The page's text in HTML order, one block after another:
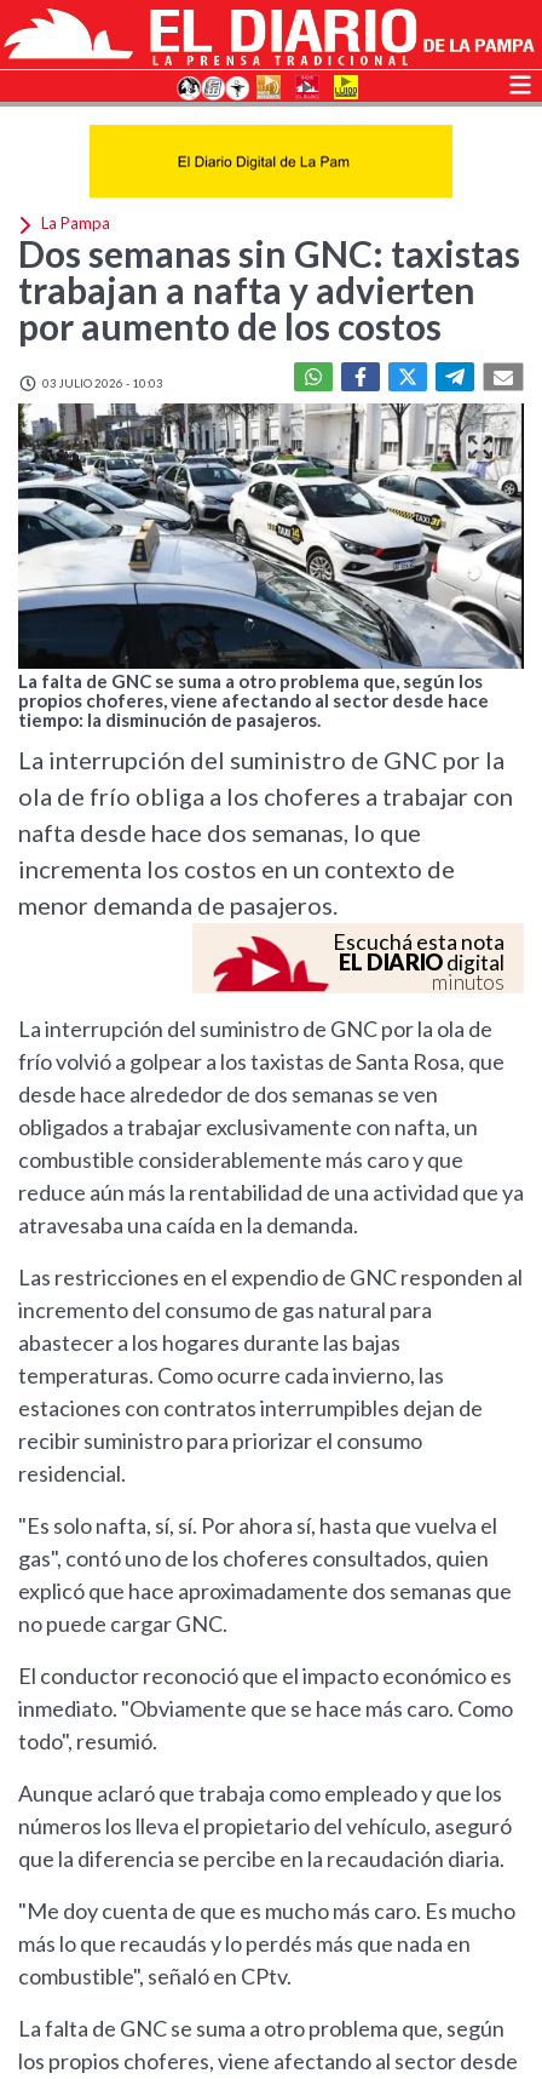
La Pampa
Dos semanas sin GNC: taxistas
trabajan a nafta y advierten
por aumento de los costos
03 JULIO 2026 - 10:03
La falta de GNC se suma a otro problema que, según los
propios choferes, viene afectando al sector desde hace
tiempo: la disminución de pasajeros.
La interrupción del suministro de GNC por la
ola de frío obliga a los choferes a trabajar con
nafta desde hace dos semanas, lo que
incrementa los costos en un contexto de
menor demanda de pasajeros.
Escuchá esta nota
EL DIARIOdigital
minutos
La interrupción del suministro de GNC por la ola de
frío volvió a golpear a los taxistas de Santa Rosa, que
desde hace alrededor de dos semanas se ven
obligados a trabajar exclusivamente con nafta, un
combustible considerablemente más caro y que
reduce aún más la rentabilidad de una actividad que ya
atravesaba una caída en la demanda.
Las restricciones en el expendio de GNC responden al
incremento del consumo de gas natural para
abastecer a los hogares durante las bajas
temperaturas. Como ocurre cada invierno, las
estaciones con contratos interrumpibles dejan de
recibir suministro para priorizar el consumo
residencial.
"Es solo nafta, sí, sí. Por ahora sí, hasta que vuelva el
gas", contó uno de los choferes consultados, quien
explicó que hace aproximadamente dos semanas que
no puede cargar GNC.
El conductor reconoció que el impacto económico es
inmediato. "Obviamente que se hace más caro. Como
todo", resumió.
Aunque aclaró que trabaja como empleado y que los
números los lleva el propietario del vehículo, aseguró
que la diferencia se percibe en la recaudación diaria.
"Me doy cuenta de que es mucho más caro. Es mucho
más lo que recaudás y lo perdés más que nada en
combustible", señaló en CPtv.
La falta de GNC se suma a otro problema que, según
los propios choferes, viene afectando al sector desde